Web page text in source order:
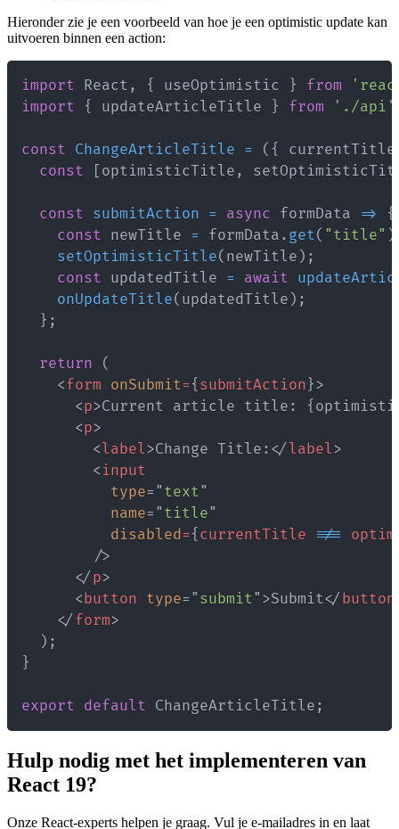
Hieronder zie je een voorbeeld van hoe je een optimistic update kan
uitvoeren binnen een action:
import React , { useOptimistic } from
import
{ updateArticleTitle } from './api'
const ChangeArticleTitle = ( { currentTitle
const
[ optimisticTitle ,
const submitAction = async formData =>
{
const newTitle = formData . get( "title" )
setOptimisticTitle( newTitle ) ;
const updatedTitle = await
onUpdateTitle( updatedTitle ) ;
} ;
return
(
<form onSubmit= { submitAction }>
<p>Current article title: {
<p>
<label>Change Title: </label>
<input
type= " text"
name= " title"
disabled= { currentTitle !==
/>
</p>
<button type= " submit" >Submit</button
</form>
) ;
}
export default ChangeArticleTitle ;
Hulp nodig met het implementeren van
React 19?
Onze React-experts helpen je graag. Vul je e-mailadres in en laat